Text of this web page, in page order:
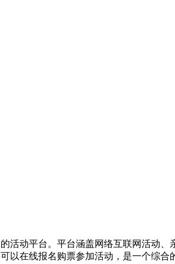
活动平台。平台涵盖网络互联网活动
在线报名购票参加活动，是一个综合